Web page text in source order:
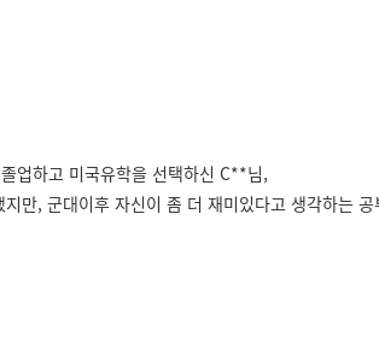
업하고 미국유학을 선택하신 C**님,
만, 군대이후 자신이 좀 더 재미있다고 생각하는 공